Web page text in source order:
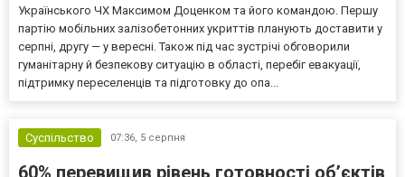
Українського ЧХ Максимом Доценком та його командою. Першу
партію мобільних залізобетонних укриттів планують доставити у
серпні, другу — у вересні. Також під час зустрічі обговорили
гуманітарну й безпекову ситуацію в області, перебіг евакуації,
підтримку переселенців та підготовку до опа...
Суспільство 07:36, 5 серпня
60% перевищив рівень готовності об’єктів